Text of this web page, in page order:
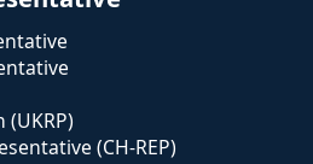
(CH-REP)